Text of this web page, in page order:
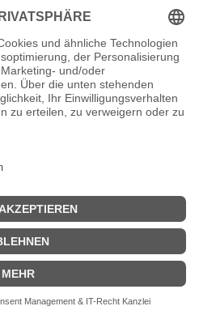
+ Premier
-
(für 138 TB
Support -